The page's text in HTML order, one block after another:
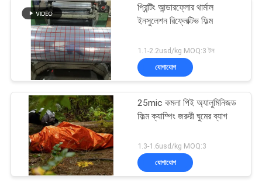
প্রিন্টিং আন্ডারফ্লোর থার্মাল
ইনসুলেশন রিফ্লেক্টিভ ফিল্ম
1.1-2.2usd/kg MOQ:3 টন
যোগাযোগ
25mic কমলা পিই অ্যালুমিনিজড
ফিল্ম ক্যাম্পিং জরুরী ঘুমের ব্যাগ
1.3-1.6usd/kg MOQ:3
যোগাযোগ